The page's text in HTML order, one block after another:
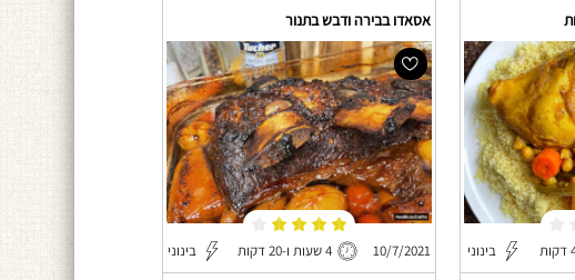
בינוני
אסאדו בבירה ודבש בתנור
10/7/2021 4 שעות ו-20 דקות בינוני